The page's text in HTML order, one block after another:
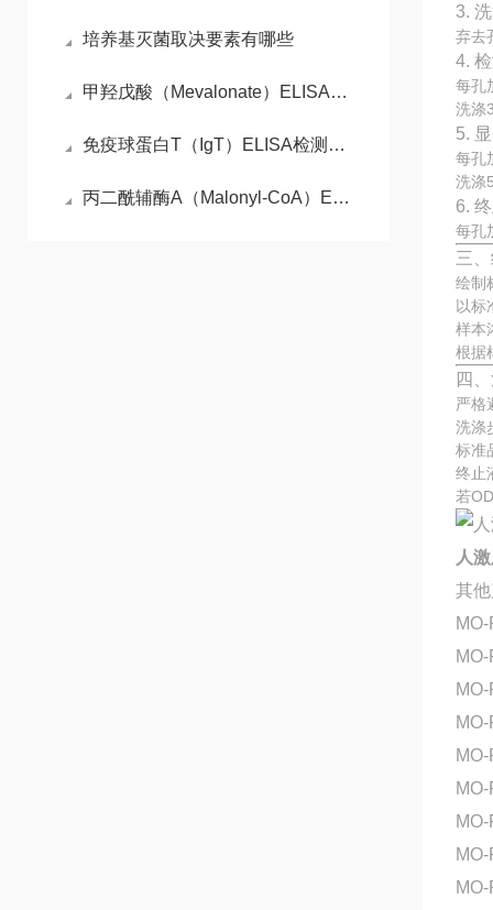
培养基灭菌取决要素有哪些
甲羟戊酸（Mevalonate）ELISA检测试剂盒原理
免疫球蛋白T（IgT）ELISA检测试剂盒工作原理
丙二酰辅酶A（Malonyl-CoA）ELISA检测试剂盒检测原理
3.
弃去
4.
每孔
洗涤
5.
每孔
洗涤
6.
每孔
三
绘制
以标
样本
根据
四
严格
洗涤
标准
终止
若
人
其